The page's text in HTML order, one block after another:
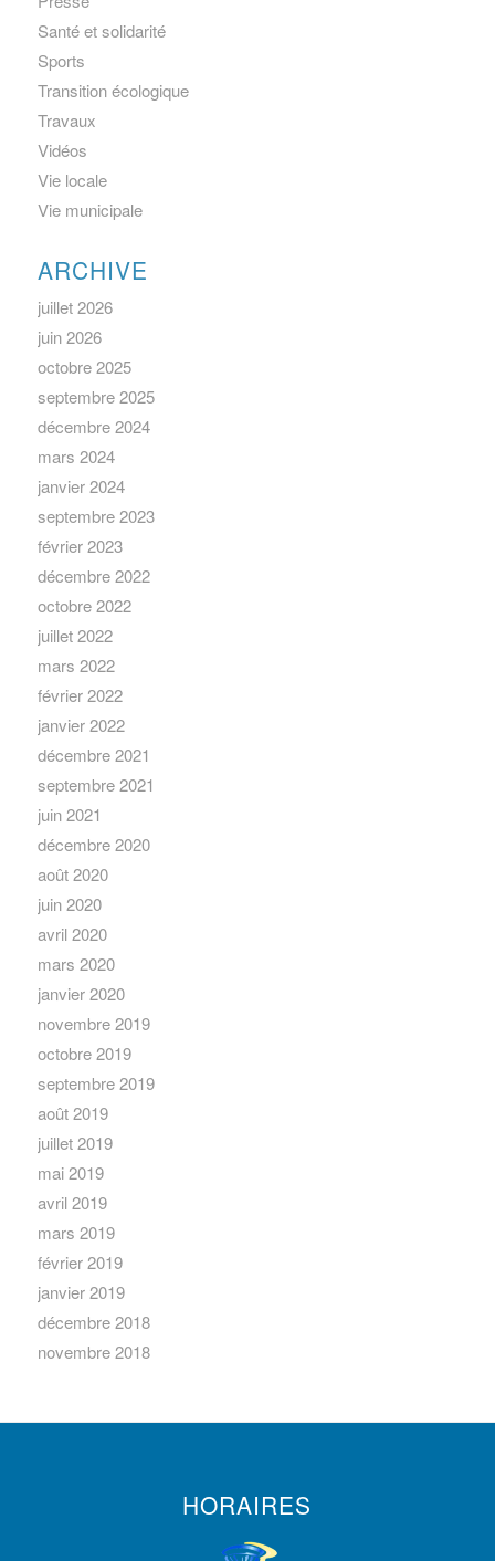
Santé et solidarité
Sports
Transition écologique
Travaux
Vidéos
Vie locale
Vie municipale
ARCHIVE
juillet 2026
juin 2026
octobre 2025
septembre 2025
décembre 2024
mars 2024
janvier 2024
septembre 2023
février 2023
décembre 2022
octobre 2022
juillet 2022
mars 2022
février 2022
janvier 2022
décembre 2021
septembre 2021
juin 2021
décembre 2020
août 2020
juin 2020
avril 2020
mars 2020
janvier 2020
novembre 2019
octobre 2019
septembre 2019
août 2019
juillet 2019
mai 2019
avril 2019
mars 2019
février 2019
janvier 2019
décembre 2018
novembre 2018
HORAIRES